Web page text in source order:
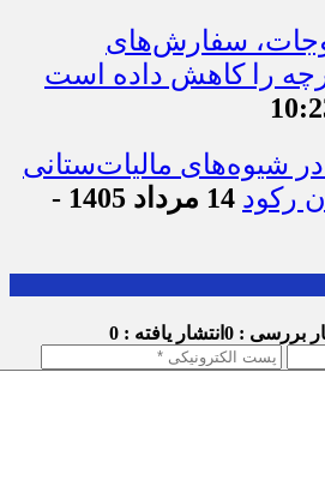
سفارش‌های
را کاهش داده است
شیوه‌های مالیات‌ستانی
رکود
14 مرداد 1405 -
بررسی : 0 انتشار یافته : 0